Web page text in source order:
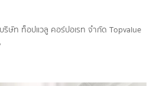
ริษัท ท็อปแวลู คอร์ปอเรท จํากัด Topvalue